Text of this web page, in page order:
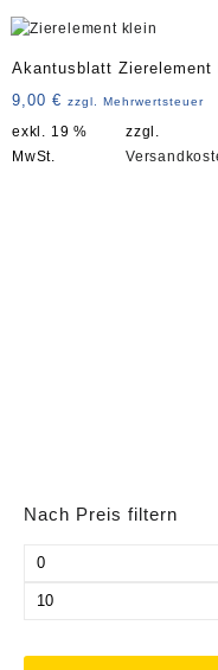
Akantusblatt Zierelement
9,00 € zzgl. Mehrwertsteuer
exkl. 19 %
MwSt.
zzgl.
Nach Preis filtern
Min.
Max.